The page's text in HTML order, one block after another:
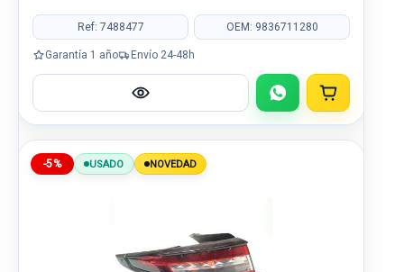
Ref: 7488477 OEM: 9836711280
Garantía 1 año Envío 24-48h
-5% USADO NOVEDAD